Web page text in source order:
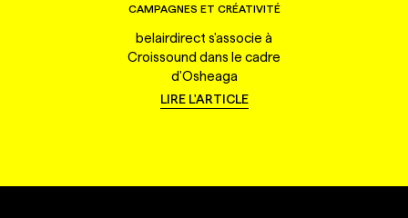
CAMPAGNES ET CRÉATIVITÉ
belairdirect s'associe à
Croissound dans le cadre
d'Osheaga
LIRE L'ARTICLE